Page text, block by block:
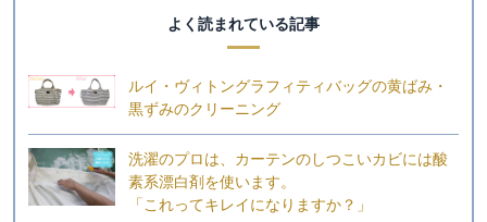
よく読まれている記事
ルイ・ヴィトングラフィティバッグの黄ばみ・
黒ずみのクリーニング
洗濯のプロは、カーテンのしつこいカビには酸
素系漂白剤を使います。
「これってキレイになりますか？」